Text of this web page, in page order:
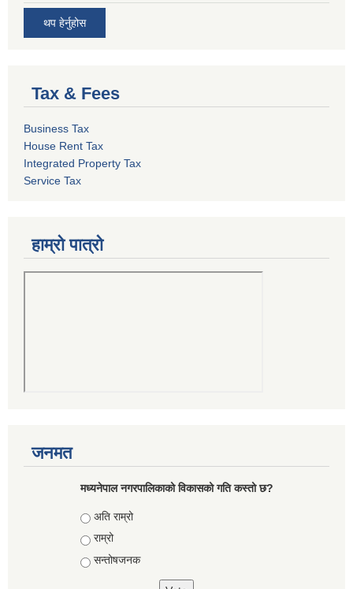
थप हेर्नुहोस
Tax & Fees
Business Tax
House Rent Tax
Integrated Property Tax
Service Tax
हाम्रो पात्रो
जनमत
मध्यनेपाल नगरपालिकाको विकासको गति कस्तो छ?
Choices
अति राम्रो
राम्रो
सन्तोषजनक